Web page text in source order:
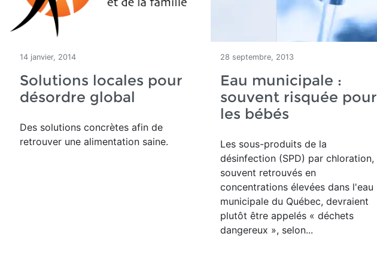
14 janvier, 2014
Solutions locales pour
désordre global
Des solutions concrètes afin de
retrouver une alimentation saine.
28 septembre, 2013
Eau municipale :
souvent risquée pour
les bébés
Les sous-produits de la
désinfection (SPD) par chloration,
souvent retrouvés en
concentrations élevées dans l'eau
municipale du Québec, devraient
plutôt être appelés « déchets
dangereux », selon...